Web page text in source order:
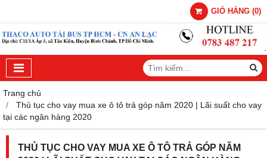
GIỎ HÀNG (0)
Trang chủ
Thủ tục cho vay mua xe ô tô trả góp năm 2020 | Lãi suất cho vay
tại các ngân hàng 2020
THỦ TỤC CHO VAY MUA XE Ô TÔ TRẢ GÓP NĂM